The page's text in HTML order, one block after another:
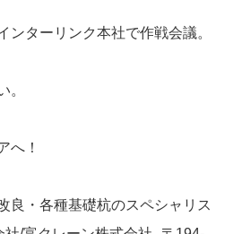
ンターリンク本社で作戦会議。
。
へ！
良・各種基礎杭のスペシャリス